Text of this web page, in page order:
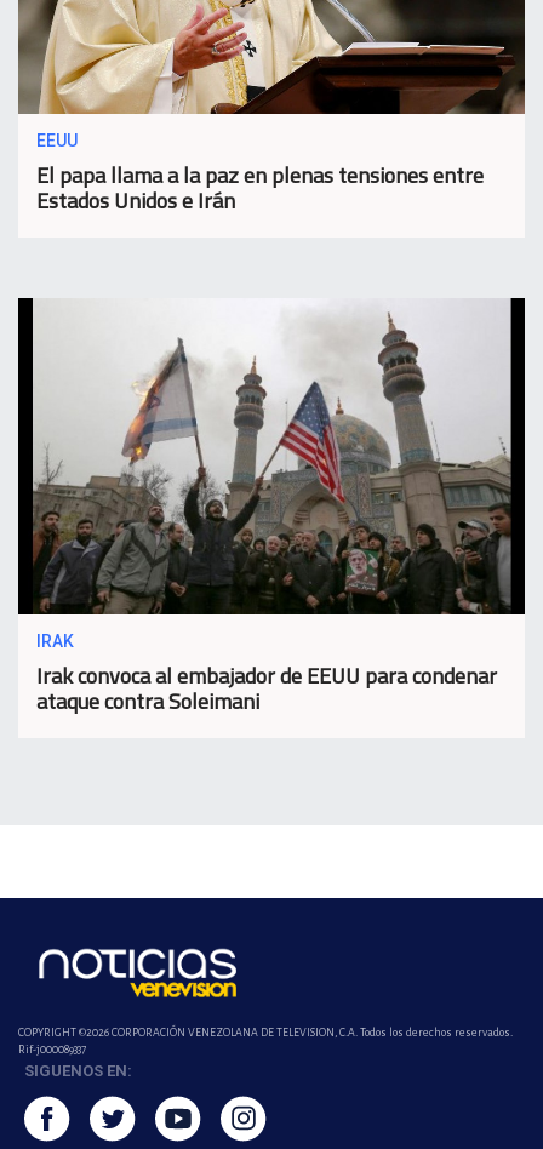
EEUU
El papa llama a la paz en plenas tensiones entre
Estados Unidos e Irán
IRAK
Irak convoca al embajador de EEUU para condenar
ataque contra Soleimani
COPYRIGHT ©2026 CORPORACIÓN VENEZOLANA DE TELEVISION, C.A. Todos los derechos reservados.
Rif-j000089337
SIGUENOS EN: